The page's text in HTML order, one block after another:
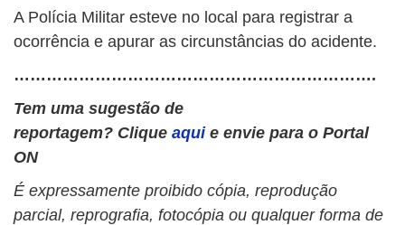
A Polícia Militar esteve no local para registrar a
ocorrência e apurar as circunstâncias do acidente.
………………………………………………………….
Tem uma sugestão de
reportagem? Clique aqui e envie para o Portal
ON
É expressamente proibido cópia, reprodução
parcial, reprografia, fotocópia ou qualquer forma de